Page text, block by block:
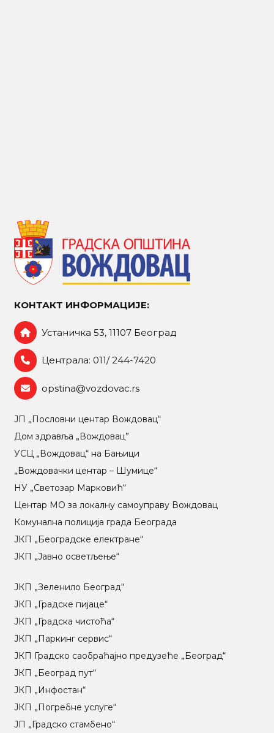
КОНТАКТ ИНФОРМАЦИЈЕ:
Устаничка 53, 11107 Београд
Централа: 011/ 244-7420
opstina@vozdovac.rs
ЈП „Пословни центар Вождовац“
Дом здравља „Вождовац”
УСЦ „Вождовац“ на Бањици
„Вождовачки центар – Шумице“
НУ „Светозар Марковић“
Центар МO за локалну самоуправу Вождовац
Комунална полиција града Београда
ЈКП „Београдске електране“
ЈКП „Јавно осветљење“
ЈКП „Зеленило Београд“
ЈКП „Градске пијаце“
ЈКП „Градска чистоћа“
ЈКП „Паркинг сервис“
ЈКП Градско саобраћајно предузеће „Београд“
ЈКП „Београд пут“
ЈКП „Инфостан“
ЈКП „Погребне услуге“
ЈП „Градско стамбено“